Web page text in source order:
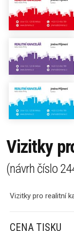
Vizitky
(návrh číslo
Vizitky pro realitní
CENA TISKU